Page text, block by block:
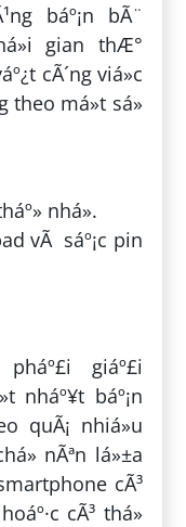
báº¡n bÃ¨
gian thÆ°
cÃ´ng viá»c
má»t sá»
nhá».
vÃ sáº¡c pin
pháº£i giáº£i
nháº¥t báº¡n
quÃ¡ nhiá»u
nÃªn lá»±a
cÃ³
cÃ³ thá»